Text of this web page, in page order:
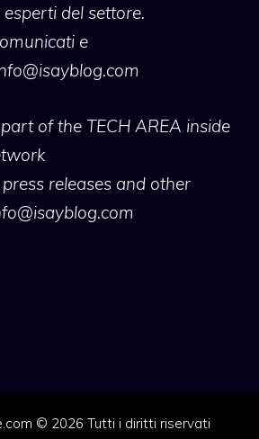
del settore.
e
of the TECH AREA inside
releases and other
© 2026 Tutti i diritti riservati